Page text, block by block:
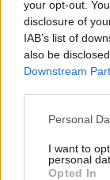
your opt-out.
disclosure of
IAB’s list of
also be
Downstream
Personal
I want to
personal
Opted In